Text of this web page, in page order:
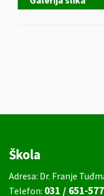
Škola
Adresa: Dr. Franje
Telefon: 031 / 651-577